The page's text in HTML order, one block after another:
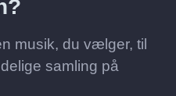
musik, du vælger, til
samling på